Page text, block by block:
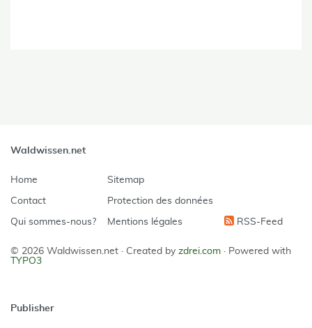
Waldwissen.net
Home
Contact
Qui sommes-nous?
Sitemap
Protection des données
Mentions légales RSS-Feed
© 2026 Waldwissen.net · Created by zdrei.com · Powered with
TYPO3
Publisher